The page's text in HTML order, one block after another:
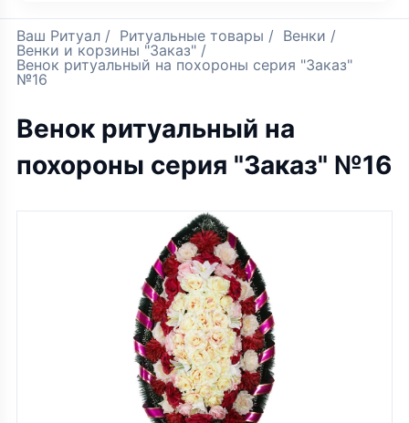
Ваш Ритуал / Ритуальные товары / Венки /
Венки и корзины "Заказ" /
Венок ритуальный на похороны серия "Заказ"
№16
Венок ритуальный на
похороны серия "Заказ" №16